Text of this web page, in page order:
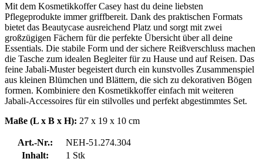
Mit dem Kosmetikkoffer Casey hast du deine liebsten
Pflegeprodukte immer griffbereit. Dank des praktischen Formats
bietet das Beautycase ausreichend Platz und sorgt mit zwei
großzügigen Fächern für die perfekte Übersicht über all deine
Essentials. Die stabile Form und der sichere Reißverschluss machen
die Tasche zum idealen Begleiter für zu Hause und auf Reisen. Das
feine Jabali-Muster begeistert durch ein kunstvolles Zusammenspiel
aus kleinen Blümchen und Blättern, die sich zu dekorativen Bögen
formen. Kombiniere den Kosmetikkoffer einfach mit weiteren
Jabali-Accessoires für ein stilvolles und perfekt abgestimmtes Set.
Maße (L x B x H): 27 x 19 x 10 cm
Art.-Nr.:
NEH-51.274.304
Inhalt:
1 Stk